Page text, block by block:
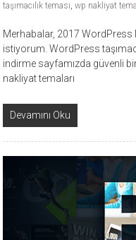
taşımacılık teması,wp nakliyat
Merhabalar, 2017 WordPress
istiyorum. WordPress
indirme sayfamızda güvenli
nakliyat temaları
Devamını Oku